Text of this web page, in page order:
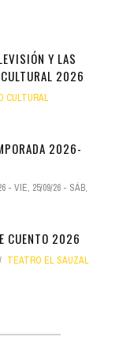
Y LAS
2026
CULTURAL
2026-
- VIE, 25/09/26 - SÁB,
CUENTO 2026
TEATRO EL SAUZAL